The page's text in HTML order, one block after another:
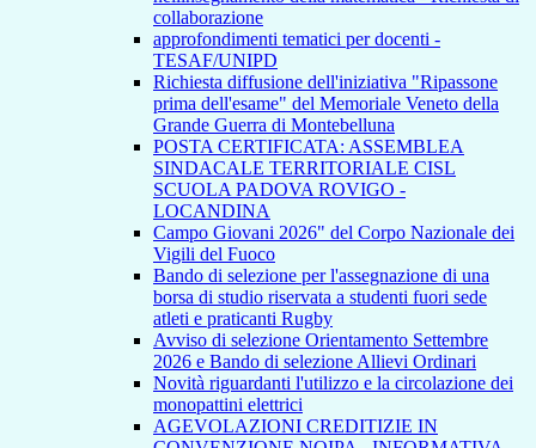
collaborazione
approfondimenti tematici per docenti -
TESAF/UNIPD
Richiesta diffusione dell'iniziativa "Ripassone
prima dell'esame" del Memoriale Veneto della
Grande Guerra di Montebelluna
POSTA CERTIFICATA: ASSEMBLEA
SINDACALE TERRITORIALE CISL
SCUOLA PADOVA ROVIGO -
LOCANDINA
Campo Giovani 2026" del Corpo Nazionale dei
Vigili del Fuoco
Bando di selezione per l'assegnazione di una
borsa di studio riservata a studenti fuori sede
atleti e praticanti Rugby
Avviso di selezione Orientamento Settembre
2026 e Bando di selezione Allievi Ordinari
Novità riguardanti l'utilizzo e la circolazione dei
monopattini elettrici
AGEVOLAZIONI CREDITIZIE IN